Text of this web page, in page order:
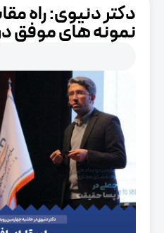
دکتر دنیوی: راه
نمونه های موفق